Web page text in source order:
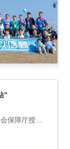
”
保障厅授予
层次科研平
按下“加速